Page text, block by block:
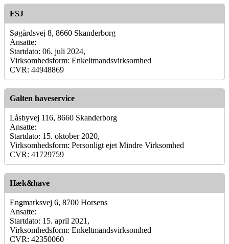
FSJ
Søgårdsvej 8, 8660 Skanderborg
Ansatte:
Startdato: 06. juli 2024,
Virksomhedsform: Enkeltmandsvirksomhed
CVR: 44948869
Galten haveservice
Låsbyvej 116, 8660 Skanderborg
Ansatte:
Startdato: 15. oktober 2020,
Virksomhedsform: Personligt ejet Mindre Virksomhed
CVR: 41729759
Hæk&have
Engmarksvej 6, 8700 Horsens
Ansatte:
Startdato: 15. april 2021,
Virksomhedsform: Enkeltmandsvirksomhed
CVR: 42350060